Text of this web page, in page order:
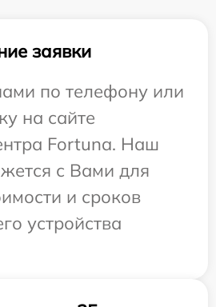
заявки
по телефону или
на сайте
Fortuna. Наш
с Вами для
и сроков
устройства